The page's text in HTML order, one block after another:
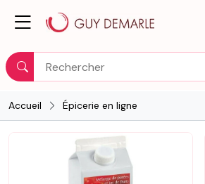
Rechercher
Accueil Épicerie en ligne